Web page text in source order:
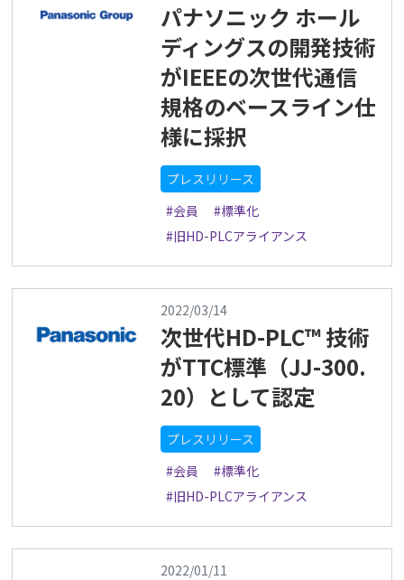
パナソニック ホール
ディングスの開発技術
がIEEEの次世代通信
規格のベースライン仕
様に採択
プレスリリース
#会員
#標準化
#旧HD-PLCアライアンス
2022/03/14
次世代HD-PLC™ 技術
がTTC標準（JJ-300.
20）として認定
プレスリリース
#会員
#標準化
#旧HD-PLCアライアンス
2022/01/11